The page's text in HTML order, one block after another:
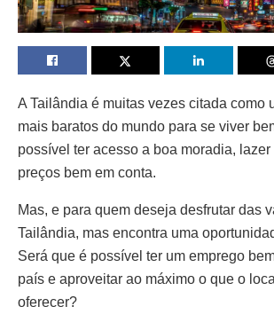
A Tailândia é muitas vezes citada como
mais baratos do mundo para se viver
possível ter acesso a boa moradia, lazer
preços bem em conta.
Mas, e para quem deseja desfrutar das
Tailândia, mas encontra uma
Será que é possível ter um emprego
país e aproveitar ao máximo o que o
oferecer?